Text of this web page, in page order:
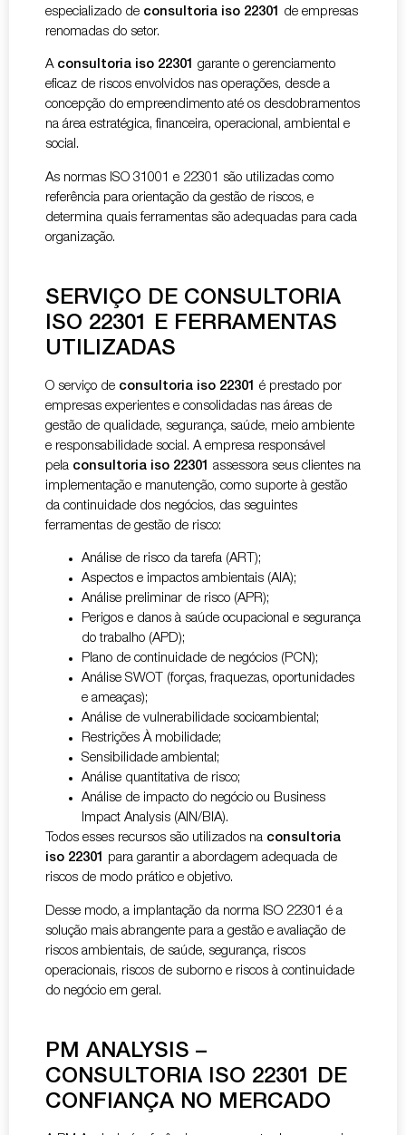
especializado de consultoria iso 22301
de empresas
renomadas do setor.
A consultoria iso 22301 garante o gerenciamento
eficaz de riscos envolvidos nas operações, desde a
concepção do empreendimento até os desdobramentos
na área estratégica, financeira, operacional, ambiental e
social.
As normas ISO 31001 e 22301 são utilizadas como
referência para orientação da gestão de riscos, e
determina quais ferramentas são adequadas para cada
organização.
SERVIÇO DE CONSULTORIA
ISO 22301 E FERRAMENTAS
UTILIZADAS
O serviço de consultoria iso 22301 é prestado por
empresas experientes e consolidadas nas áreas de
gestão de qualidade, segurança, saúde, meio ambiente
e responsabilidade social. A empresa responsável
pela consultoria iso 22301 assessora seus clientes na
implementação e manutenção, como suporte à gestão
da continuidade dos negócios, das seguintes
ferramentas de gestão de risco:
Análise de risco da tarefa (ART);
Aspectos e impactos ambientais (AIA);
Análise preliminar de risco (APR);
Perigos e danos à saúde ocupacional e segurança
do trabalho (APD);
Plano de continuidade de negócios (PCN);
Análise SWOT (forças, fraquezas, oportunidades
e ameaças);
Análise de vulnerabilidade socioambiental;
Restrições À mobilidade;
Sensibilidade ambiental;
Análise quantitativa de risco;
Análise de impacto do negócio ou Business
Impact Analysis (AIN/BIA).
Todos esses recursos são utilizados na consultoria
iso 22301 para garantir a abordagem adequada de
riscos de modo prático e objetivo.
Desse modo, a implantação da norma ISO 22301 é a
solução mais abrangente para a gestão e avaliação de
riscos ambientais, de saúde, segurança, riscos
operacionais, riscos de suborno e riscos à continuidade
do negócio em geral.
PM ANALYSIS –
CONSULTORIA ISO 22301 DE
CONFIANÇA NO MERCADO